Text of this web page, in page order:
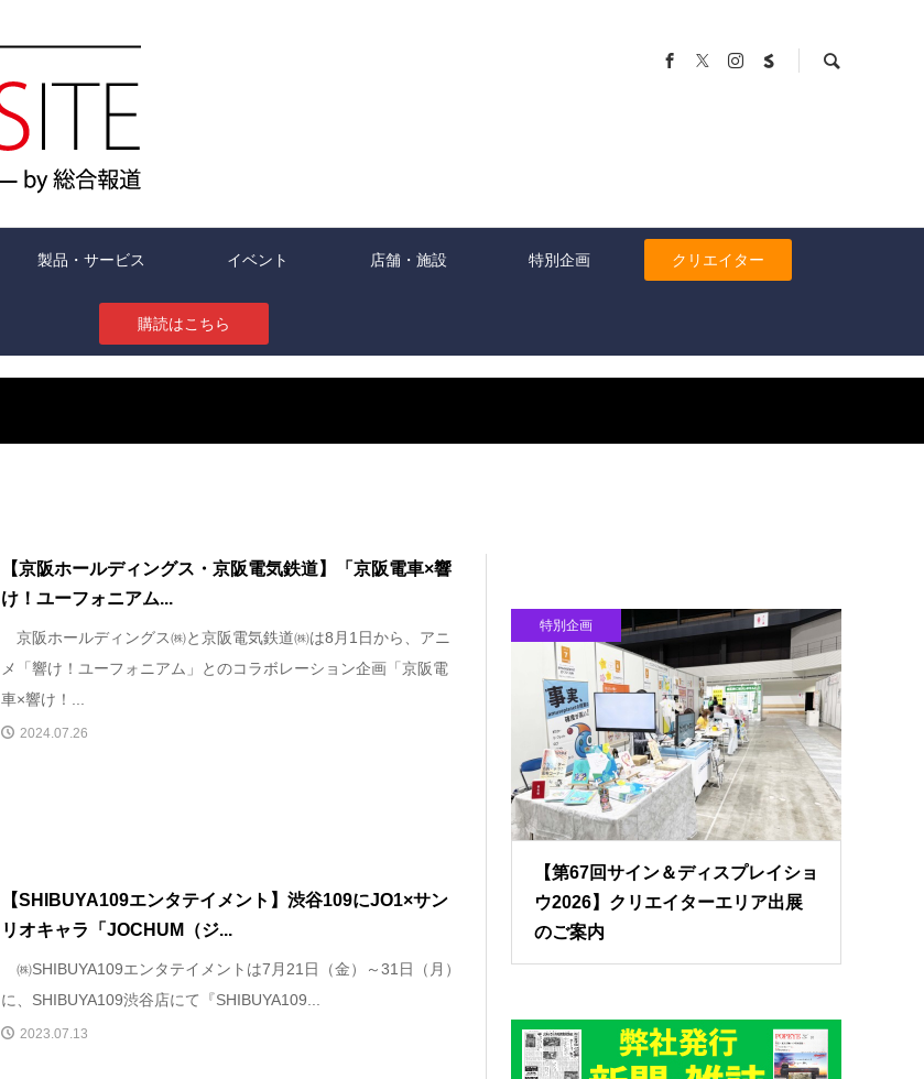
製品・サービス イベント 店舗・施設 特別企画 クリエイター
購読はこちら
【京阪ホールディングス・京阪電気鉄道】「京阪電車×響
け！ユーフォニアム...
京阪ホールディングス㈱と京阪電気鉄道㈱は8月1日から、アニ
メ「響け！ユーフォニアム」とのコラボレーション企画「京阪電
車×響け！...
2024.07.26
【SHIBUYA109エンタテイメント】渋谷109にJO1×サン
リオキャラ「JOCHUM（ジ...
㈱SHIBUYA109エンタテイメントは7月21日（金）～31日（月）
に、SHIBUYA109渋谷店にて『SHIBUYA109...
2023.07.13
特別企画
【第67回サイン＆ディスプレイショ
ウ2026】クリエイターエリア出展
のご案内